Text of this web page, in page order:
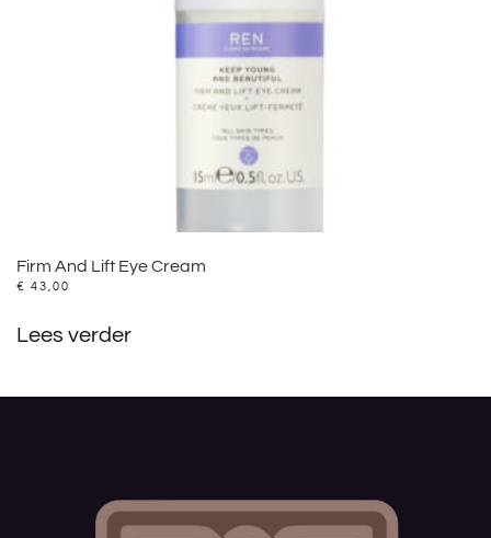
Firm And Lift Eye Cream
€ 43,00
Lees verder